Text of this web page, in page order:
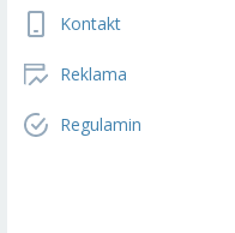
Kontakt
Reklama
Regulamin